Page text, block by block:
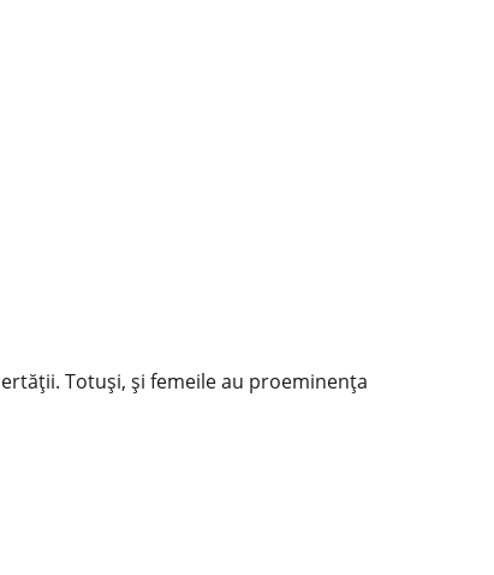
Totuși, și femeile au proeminența